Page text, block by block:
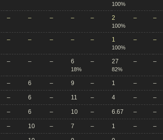
100%
– – – – – 2
100%
– –
– – – – – 1
100%
– –
– – – 6
18%
– 27
82%
– –
– 6 – 9 – 1 – –
– 6 – 11 – 4 – –
– 6 – 10 – 6.67 – –
– 10 – 7 – 1 – –